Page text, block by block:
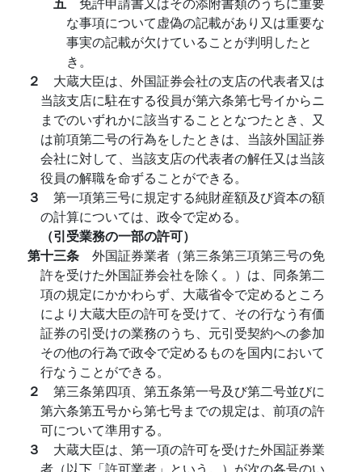
な事項について虚偽の記載があり又は重要な
事実の記載が欠けていることが判明したと
き。
２ 大蔵大臣は、外国証券会社の支店の代表者又は
当該支店に駐在する役員が第六条第七号イからニ
までのいずれかに該当することとなつたとき、又
は前項第二号の行為をしたときは、当該外国証券
会社に対して、当該支店の代表者の解任又は当該
役員の解職を命ずることができる。
３ 第一項第三号に規定する純財産額及び資本の額
の計算については、政令で定める。
（引受業務の一部の許可）
第十三条 外国証券業者（第三条第三項第三号の免
許を受けた外国証券会社を除く。）は、同条第二
項の規定にかかわらず、大蔵省令で定めるところ
により大蔵大臣の許可を受けて、その行なう有価
証券の引受けの業務のうち、元引受契約への参加
その他の行為で政令で定めるものを国内において
行なうことができる。
２ 第三条第四項、第五条第一号及び第二号並びに
第六条第五号から第七号までの規定は、前項の許
可について準用する。
３ 大蔵大臣は、第一項の許可を受けた外国証券業